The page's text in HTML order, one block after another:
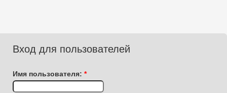
Вход для пользователей
Имя пользователя: *